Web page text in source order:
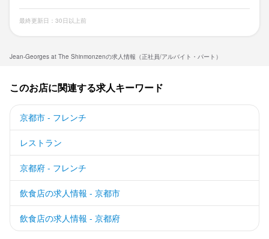
Jean-Georges at The Shinmonzenの求人情報（正社員/アルバイト・パート）
最終更新日：30日以上前
このお店に関連する求人キーワード
京都市 - フレンチ
レストラン
京都府 - フレンチ
飲食店の求人情報 - 京都市
飲食店の求人情報 - 京都府